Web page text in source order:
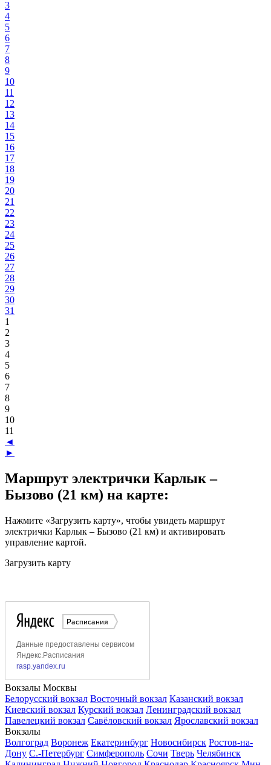
3
4
5
6
7
8
9
10
11
12
13
14
15
16
17
18
19
20
21
22
23
24
25
26
27
28
29
30
31
1
2
3
4
5
6
7
8
9
10
11
◄
►
Маршрут электрички Карлык –
Бызово (21 км) на карте:
Нажмите «Загрузить карту», чтобы увидеть маршрут
электрички Карлык – Бызово (21 км) и активировать
управление картой.
Загрузить карту
Вокзалы Москвы
Белорусский вокзал Восточный вокзал Казанский вокзал
Киевский вокзал Курский вокзал Ленинградский вокзал
Павелецкий вокзал Савёловский вокзал Ярославский вокзал
Вокзалы
Волгоград Воронеж Екатеринбург Новосибирск Ростов-на-
Дону С.-Петербург Симферополь Сочи Тверь Челябинск